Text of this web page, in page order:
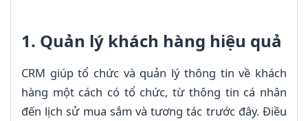
1. Quản lý khách hàng hiệu quả
CRM giúp tổ chức và quản lý thông tin về khách
hàng một cách có tổ chức, từ thông tin cá nhân
đến lịch sử mua sắm và tương tác trước đây. Điều